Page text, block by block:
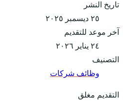
تاريخ النشر
٢٥ ديسمبر ٢٠٢٥
آخر موعد للتقديم
٢٤ يناير ٢٠٢٦
التصنيف
وظائف شركات
التقديم مغلق